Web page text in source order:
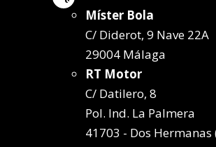
Míster Bola
C/ Diderot, 9 Nave 22A
29004 Málaga
RT Motor
C/ Datilero, 8
Pol. Ind. La Palmera
41703 - Dos Hermanas